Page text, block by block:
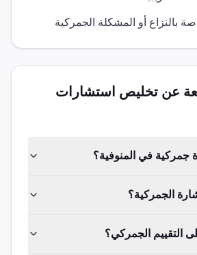
بالنزاع أو المشكلة الجمركية
عن تخليص استشارات
جمركية في المنوفية؟
الجمركية؟
التقييم الجمركي؟